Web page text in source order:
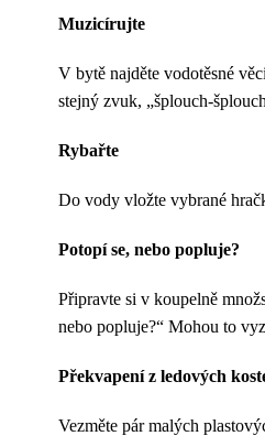
Muzicírujte
V bytě najděte vodotěsné
stejný zvuk, „šplouch-
Rybařte
Do vody vložte vybrané
Potopí se, nebo popluje?
Připravte si v koupelně
nebo popluje?“ Mohou to
Překvapení z ledových
Vezměte pár malých